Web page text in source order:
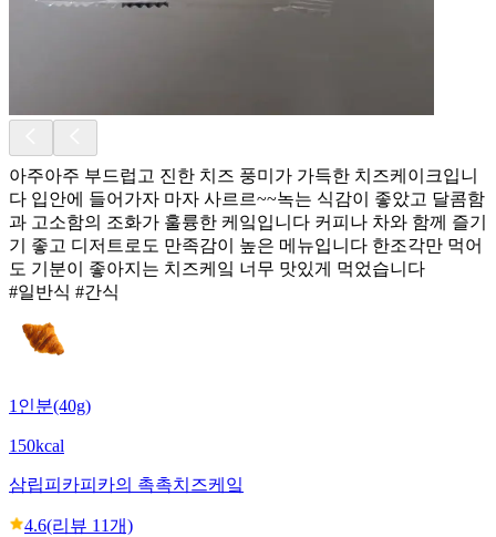
아주아주 부드럽고 진한 치즈 풍미가 가득한 치즈케이크입니
다 입안에 들어가자 마자 사르르~~녹는 식감이 좋았고 달콤함
과 고소함의 조화가 훌륭한 케잌입니다 커피나 차와 함께 즐기
기 좋고 디저트로도 만족감이 높은 메뉴입니다 한조각만 먹어
도 기분이 좋아지는 치즈케잌 너무 맛있게 먹었습니다
#일반식 #간식
1인분(40g)
150kcal
삼립피카피카의 촉촉치즈케잌
4.6(리뷰 11개)